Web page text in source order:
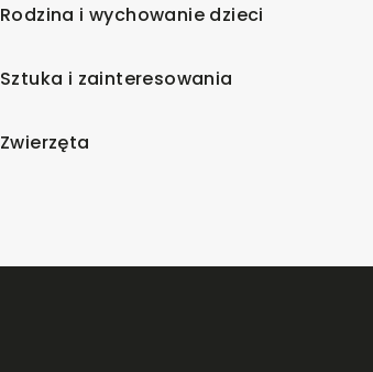
Rodzina i wychowanie dzieci
Sztuka i zainteresowania
Zwierzęta